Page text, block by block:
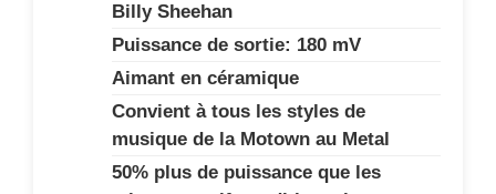
Billy Sheehan
Puissance de sortie: 180 mV
Aimant en céramique
Convient à tous les styles de
musique de la Motown au Metal
50% plus de puissance que les